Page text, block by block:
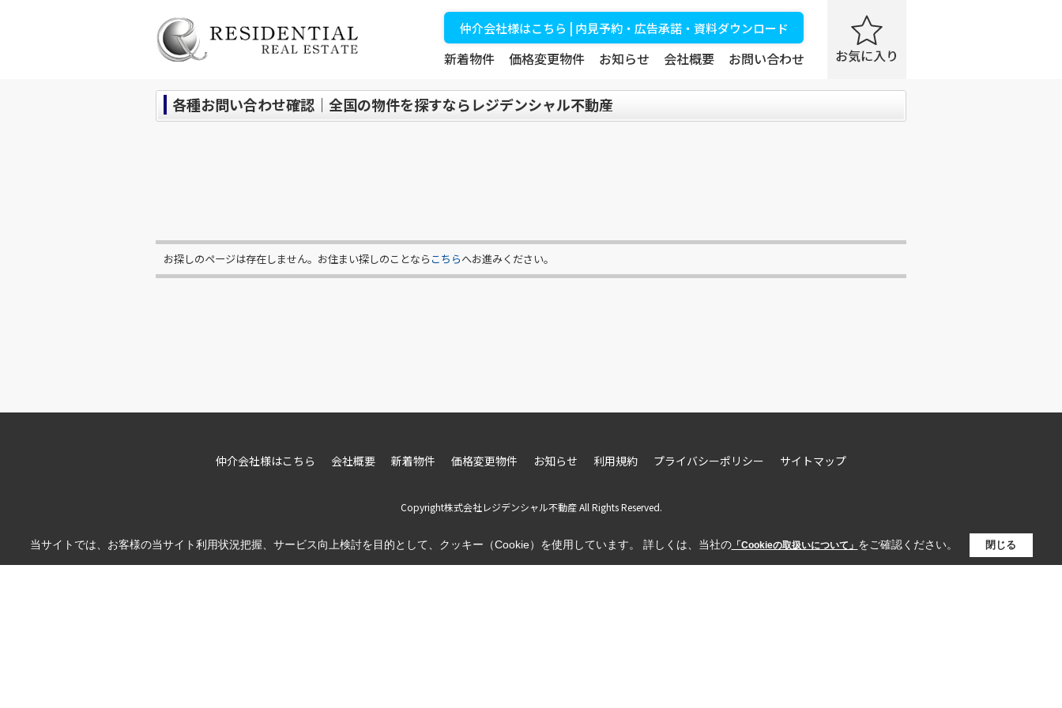
仲介会社様はこちら | 内見予約・広告承諾・資料ダウンロード
新着物件 価格変更物件 お知らせ 会社概要 お問い合わせ
各種お問い合わせ確認｜全国の物件を探すならレジデンシャル不動産
お探しのページは存在しません。お住まい探しのことなら こちらへお進みください。
仲介会社様はこちら 会社概要 新着物件 価格変更物件 お知らせ 利用規約 プライバシーポリシー サイトマップ
Copyright株式会社レジデンシャル不動産 All Rights Reserved.
当サイトでは、お客様の当サイト利用状況把握、サービス向上検討を目的として、クッキー（Cookie）を使用しています。 詳しくは、当社の「Cookieの取扱いについて」 をご確認ください。 閉じる